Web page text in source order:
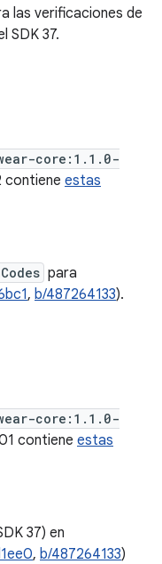
las verificaciones de
SDK 37.
core:1.1.0-
contiene estas
para
, b/487264133).
core:1.1.0-
contiene estas
37) en
, b/487264133)